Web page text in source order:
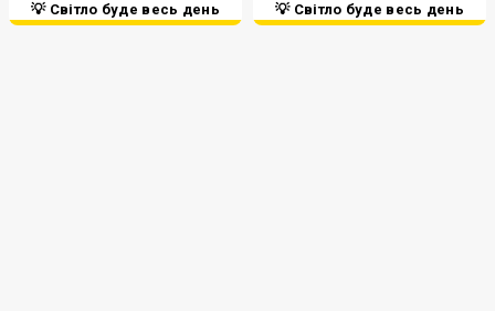
💡 Світло буде весь день 💡 Світло буде весь день